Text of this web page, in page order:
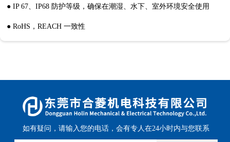
● IP 67、IP68 防护等级，确保在潮湿、水下、室外环境安全使用
● RoHS，REACH 一致性
如有疑问，请输入您的电话，会有专人在24小时内与您联系